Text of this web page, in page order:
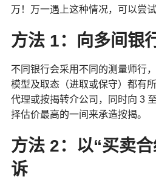
万！万一遇上这种情况，可以尝
方法 1：向多间银
不同银行会采用不同的测量师行
模型及取态（进取或保守）都有
代理或按揭转介公司，同时向 3
择估价最高的一间来承造按揭。
方法 2：以“买卖
诉